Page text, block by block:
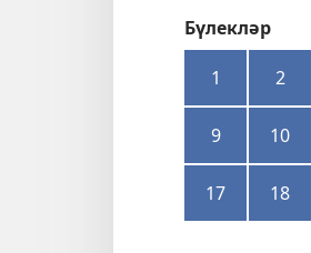
Бүлекләр
1 2
9 10
17 18